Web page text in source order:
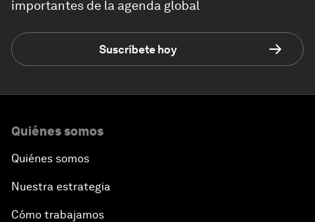
importantes de la agenda global
Suscríbete hoy
Quiénes somos
Quiénes somos
Nuestra estrategia
Cómo trabajamos